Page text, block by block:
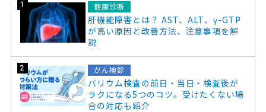
健康診断
肝機能障害とは？ AST、ALT、γ-GTP
が高い原因と改善方法、注意事項を解
説
がん検診
バリウム検査の前日・当日・検査後が
ラクになる5つのコツ。受けたくない場
合の対応も紹介